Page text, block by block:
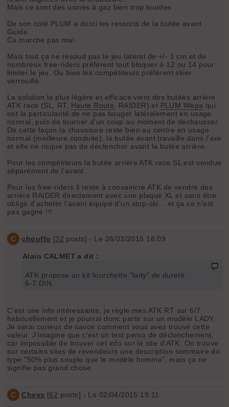
Mais ce sont des usines à gaz bien trop lourdes .
De son coté PLUM a durci les ressorts de la butée avant
Guide.
Ca marche pas mal.
Mais tout ça ne résoud pas le jeu latéral de +/- 1 cm et de
nombreux free-riders préfèrent tout bloquer à 12 ou 14 pour
limiter le jeu. Ou bien les compétiteurs préfèrent skier
verrouillé.
La solution la plus légère et efficace vient des butées arrière
ATK race (SL, RT, Haute Route , RAIDER) et PLUM Wepa qui
ont la particularité de ne pas bouger latéralement en usage
normal, puis de tourner d'un coup au moment de déchausser.
De cette façon la chaussure reste bien au centre en usage
normal (meilleure conduite), la butée avant travaille dans l'axe
et elle ne risque pas de déclencher avant la butée arrière.
Pour les compétiteurs la butée arrière ATK race SL est vendue
séparément de l'avant.
Pour les free-riders il reste à convaincre ATK de vendre des
arrière RAIDER directement avec une plaque XL et sans être
obligé d'acheter l'avant équipé d'un stop-ski... et ça ce n'est
pas gagné !!!
C chouffo [32 posts] - Le 26/03/2015 18:09
Alain CALMET a dit :
ATK propose un kit fourchette "lady" de dureté
6-7 DIN.
C'est une info intéressante, je règle mes ATK RT sur 6/7
habituellement et je pourrai donc partir sur un modèle LADY.
Je serai curieux de savoir comment vous avez trouvé cette
valeur. J'imagine que c'est un test perso de déclenchement,
car impossible de trouver cet info sur le site d'ATK. On trouve
sur certains sites de revendeurs une description sommaire du
type "50% plus souple que le modèle homme", mais ça ne
signifie pas grand chose.
C Chess [62 posts] - Le 02/04/2015 19:11